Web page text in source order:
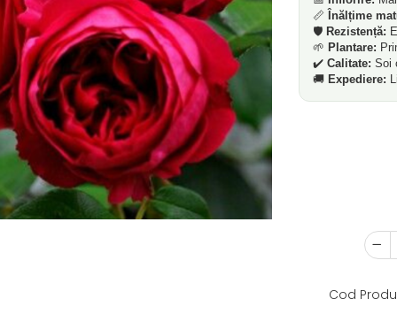
📏 Înălțime
🛡️ Rezistență:
🌱 Plantare:
✔️ Calitate: Soi
🚚 Expediere:
Cod